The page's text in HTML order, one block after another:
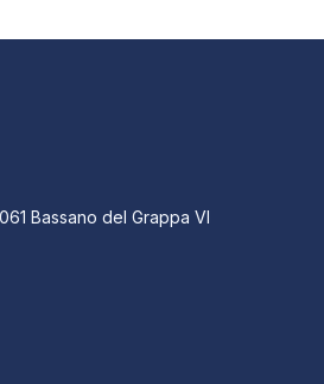
Bassano del Grappa VI